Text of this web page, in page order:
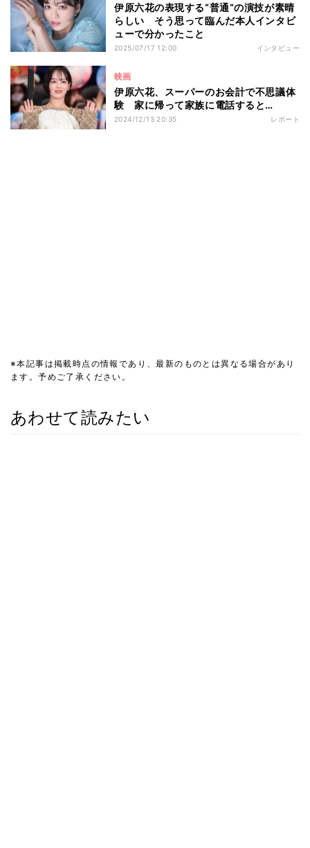
伊原六花の表現する“普通“の演技が素晴
らしい そう思って臨んだ本人インタビ
ューで分かったこと
2025/07/17 12:00 インタビュー
映画
伊原六花、スーパーのお会計で不思議体
験 家に帰って家族に電話すると…
2024/12/13 20:35 レポート
※本記事は掲載時点の情報であり、最新のものとは異なる場合があり
ます。予めご了承ください。
あわせて読みたい